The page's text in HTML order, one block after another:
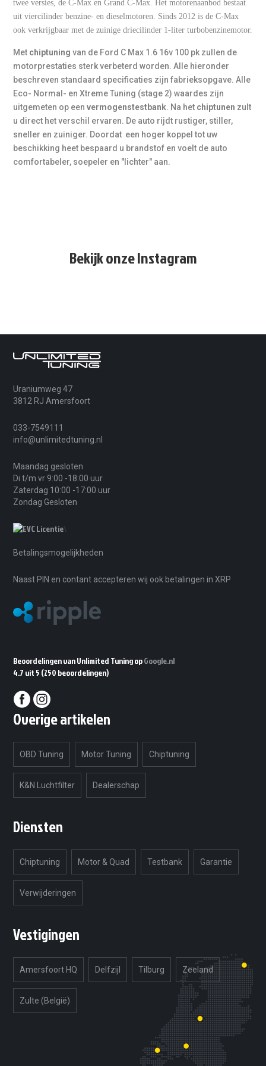
twee versies, de C-Max en Grand C-Max. Het motorenaanbod bestaat
uit viercilinder benzine- en dieselmotoren. Sinds 2012 is de C-Max
ook verkrijgbaar met de zuinige driecilinder 1-liter turbobenzinemotor.
Met chiptuningvan de Ford C Max 1.6 16v 100 pk zullen de
motorprestaties sterk verbeterd worden. Alle hieronder
beschreven standaard specificaties zijn fabrieksopgave. Alle
Eco- Normal- en Xtreme Tuning (stage 2) waardes zijn
uitgemeten op eenvermogenstestbank. Na het chiptunen zult
u direct het verschil ervaren. De auto rijdt rustiger, stiller,
sneller en zuiniger. Doordat een hoger koppel tot uw
beschikking heet bespaard u brandstof en voelt de auto
comfortabeler, soepeler en "lichter" aan.
Bekijk onze Instagram
Uraniumweg 47
3812 RJ Amersfoort
033-7549111
info@unlimitedtuning.nl
Maandag gesloten
Di t/m vr 9:00 -18:00 uur
Zaterdag 10:00 -17:00 uur
Zondag Gesloten
Betalingsmogelijkheden
Naast PIN en contant accepteren wij ook betalingen in XRP
Beoordelingen van Unlimited Tuning opGoogle.nl
4.7 uit 5 (250 beoordelingen)
Overige artikelen
OBD Tuning Motor Tuning Chiptuning
K&N Luchtfilter Dealerschap
Diensten
Chiptuning Motor & Quad Testbank Garantie
Verwijderingen
Vestigingen
Amersfoort HQ Delfzijl Tilburg Zeeland
Zulte (België)